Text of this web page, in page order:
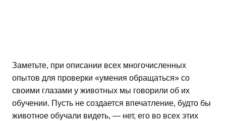
Заметьте, при описании всех многочисленных
опытов для проверки «умения обращаться» со
своими глазами у животных мы говорили об их
обучении. Пусть не создается впечатление, будто бы
животное обучали видеть, — нет, его во всех этих